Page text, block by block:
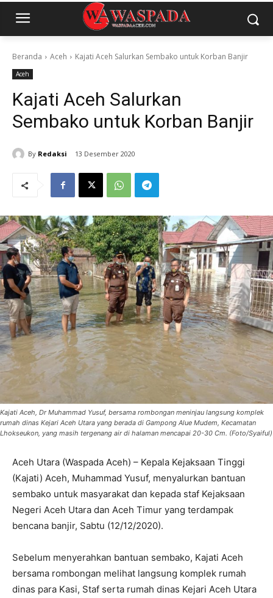
Beranda Aceh Kajati Aceh Salurkan Sembako untuk Korban Banjir
Aceh
Kajati Aceh Salurkan
Sembako untuk Korban Banjir
By Redaksi 13 Desember 2020
Kajati Aceh, Dr Muhammad Yusuf, bersama rombongan meninjau langsung komplek
rumah dinas Kejari Aceh Utara yang berada di Gampong Alue Mudem, Kecamatan
Lhokseukon, yang masih tergenang air di halaman mencapai 20-30 Cm. (Foto/Syaiful)
Aceh Utara (Waspada Aceh) – Kepala Kejaksaan Tinggi
(Kajati) Aceh, Muhammad Yusuf, menyalurkan bantuan
sembako untuk masyarakat dan kepada staf Kejaksaan
Negeri Aceh Utara dan Aceh Timur yang terdampak
bencana banjir, Sabtu (12/12/2020).
Sebelum menyerahkan bantuan sembako, Kajati Aceh
bersama rombongan melihat langsung komplek rumah
dinas para Kasi, Staf serta rumah dinas Kejari Aceh Utara